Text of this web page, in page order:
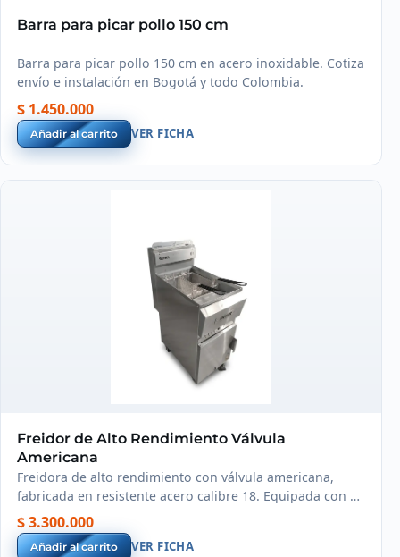
Barra para picar pollo 150 cm
Barra para picar pollo 150 cm en acero inoxidable. Cotiza
envío e instalación en Bogotá y todo Colombia.
$ 1.450.000
Añadir al carrito VER FICHA
Freidor de Alto Rendimiento Válvula
Americana
Freidora de alto rendimiento con válvula americana,
fabricada en resistente acero calibre 18. Equipada con 4
túneles de hierro para un calentamiento rápido.
$ 3.300.000
Añadir al carrito VER FICHA